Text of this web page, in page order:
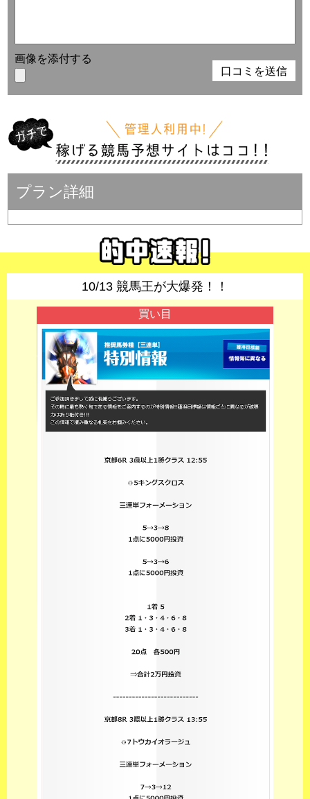
画像を添付する
プラン詳細
10/13 競馬王が大爆発！！
買い目